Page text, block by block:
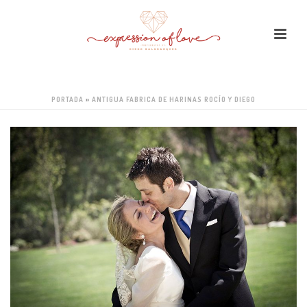
PORTADA » ANTIGUA FABRICA DE HARINAS ROCÍO Y DIEGO